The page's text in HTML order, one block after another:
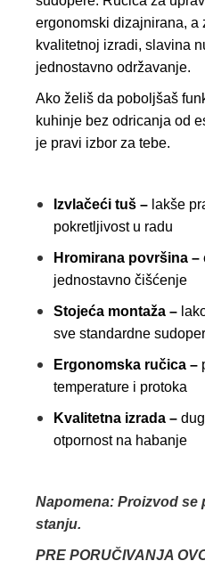
ergonomski dizajnirana, a
kvalitetnoj izradi, slavina
jednostavno održavanje.
Ako želiš da poboljšaš
kuhinje bez odricanja od
je pravi izbor za tebe.
Izvlačeći tuš – lakše
pokretljivost u radu
Hromirana površina –
jednostavno čišćenje
Stojeća montaža –
sve standardne
Ergonomska ručica –
temperature i protoka
Kvalitetna izrada –
otpornost na habanje
Napomena: Proizvod se
stanju.
PRE PORUČIVANJA